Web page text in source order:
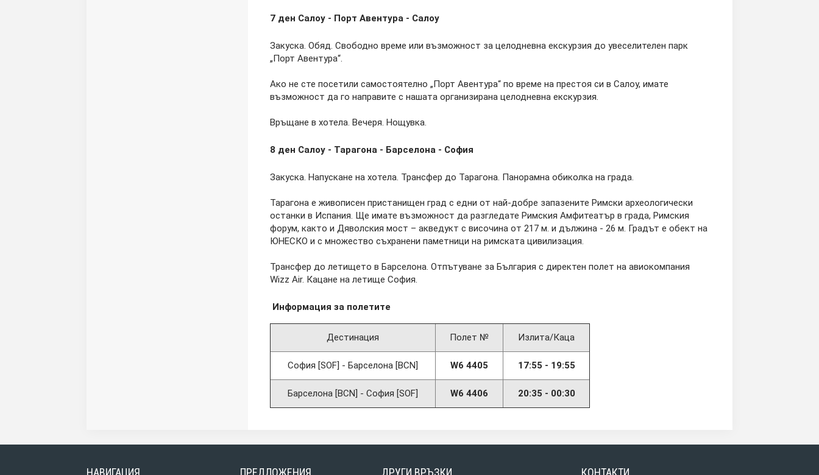
7 ден Салоу - Порт Авентура - Салоу
Закуска. Обяд. Свободно време или възможност за целодневна екскурзия до увеселителен парк
„Порт Авентура“.
Ако не сте посетили самостоятелно „Порт Авентура“ по време на престоя си в Салоу, имате
възможност да го направите с нашата организирана целодневна екскурзия.
Връщане в хотела. Вечеря. Нощувка.
8 ден Салоу - Тарагона - Барселона - София
Закуска. Напускане на хотела. Трансфер до Тарагона. Панорамна обиколка на града.
Тарагона е живописен пристанищен град с едни от най-добре запазените Римски археологически
останки в Испания. Ще имате възможност да разгледате Римския Амфитеатър в града, Римския
форум, както и Дяволския мост – акведукт с височина от 217 м. и дължина - 26 м. Градът е обект на
ЮНЕСКО и с множество съхранени паметници на римската цивилизация.
Трансфер до летището в Барселона. Отпътуване за България с директен полет на авиокомпания
Wizz Аir. Кацане на летище София.
Информация за полетите
Дестинация Полет № Излита/Каца
София [SOF] - Барселона [BCN] W6 4405 17:55 - 19:55
Барселона [BCN] - София [SOF] W6 4406 20:35 - 00:30
НАВИГАЦИЯ ПРЕДЛОЖЕНИЯ ДРУГИ ВРЪЗКИ КОНТАКТИ